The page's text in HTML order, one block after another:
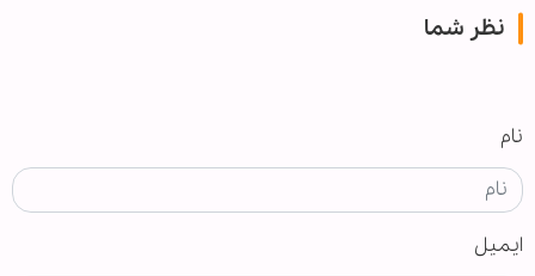
نظر شما
نام
ایمیل